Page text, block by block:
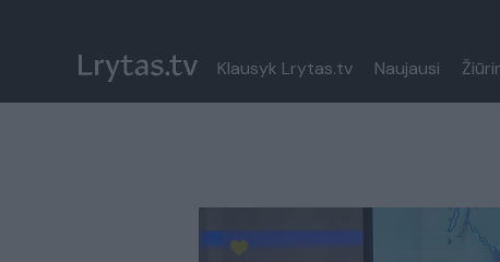
Klausyk Lrytas.tv Naujausi
Paremkite Ukrainą